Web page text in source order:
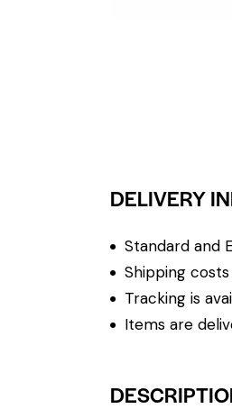
DELIVERY
Standard and
Shipping
Tracking is
Items are